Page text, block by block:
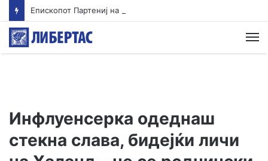
Инфлуенсерка одеднаш
стекна слава, бидејќи личи